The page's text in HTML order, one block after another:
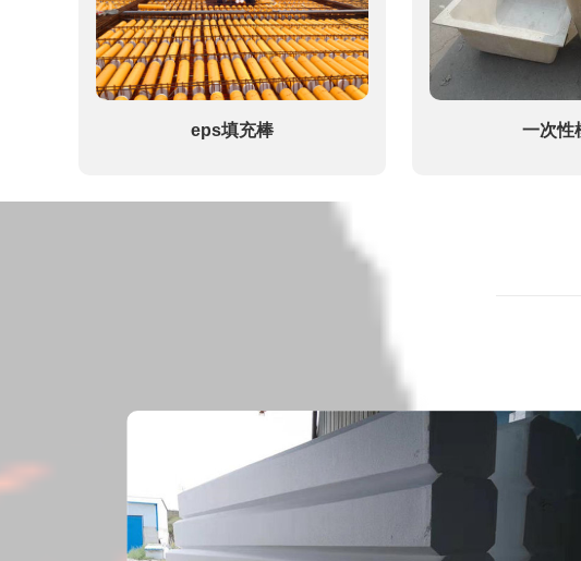
eps填充棒 一次性